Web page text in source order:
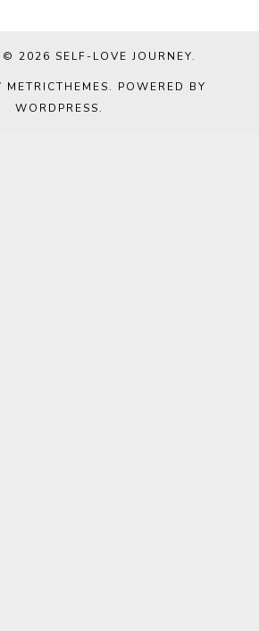
© 2026 SELF-LOVE JOURNEY.
. POWERED BY
WORDPRESS.